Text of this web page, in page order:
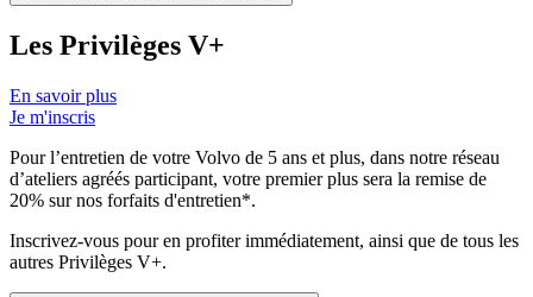
Les Privilèges V+
En savoir plus
Je m'inscris
Pour l’entretien de votre Volvo de 5 ans et plus, dans notre réseau
d’ateliers agréés participant, votre premier plus sera la remise de
20% sur nos forfaits d'entretien*.
Inscrivez-vous pour en profiter immédiatement, ainsi que de tous les
autres Privilèges V+.